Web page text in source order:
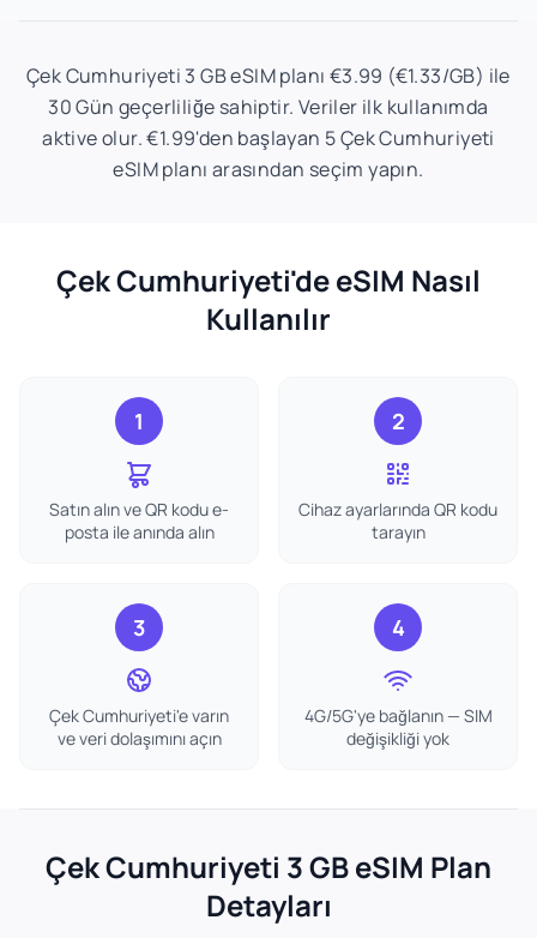
Çek Cumhuriyeti 3 GB eSIM planı €3.99 (€1.33/GB) ile
30 Gün geçerliliğe sahiptir. Veriler ilk kullanımda
aktive olur. €1.99'den başlayan 5 Çek Cumhuriyeti
eSIM planı arasından seçim yapın.
Çek Cumhuriyeti'de eSIM Nasıl
Kullanılır
1
Satın alın ve QR kodu e-
posta ile anında alın
2
Cihaz ayarlarında QR kodu
tarayın
3
Çek Cumhuriyeti'e varın
ve veri dolaşımını açın
4
4G/5G'ye bağlanın — SIM
değişikliği yok
Çek Cumhuriyeti 3 GB eSIM Plan
Detayları